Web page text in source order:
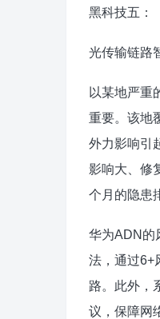
黑科技五：
光传输链路
以某地严重
重要。该地
外力影响引
影响大、修
个月的隐患
华为ADN的
法，通过6+
路。此外，
议，保障网